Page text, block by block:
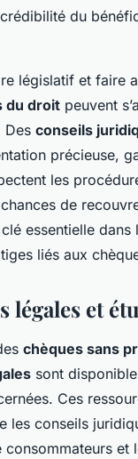
du
législatif et faire
du droit peuvent
Des conseils
précieuse,
les
de
essentielle dans
liés aux
légales et
chèques sans
sont
Ces
les conseils
consommateurs et